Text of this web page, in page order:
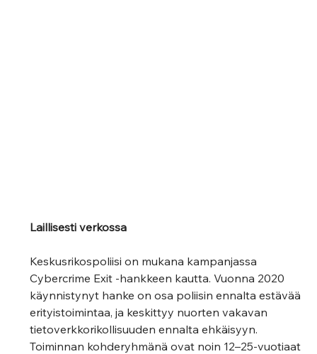
Laillisesti verkossa
Keskusrikospoliisi on mukana kampanjassa
Cybercrime Exit -hankkeen kautta. Vuonna 2020
käynnistynyt hanke on osa poliisin ennalta estävää
erityistoimintaa, ja keskittyy nuorten vakavan
tietoverkkorikollisuuden ennalta ehkäisyyn.
Toiminnan kohderyhmänä ovat noin 12–25-vuotiaat